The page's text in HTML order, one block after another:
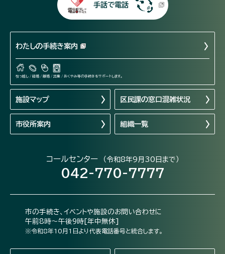
手話で電話
わたしの手続き案内
引っ越し / 結婚 / 離婚 / 出産 / おくやみ等の手続きをサポートします。
施設マップ 区民課の窓口混雑状況
市役所案内 組織一覧
コールセンター （令和8年9月30日まで）
042-770-7777
市の手続き、イベントや施設のお問い合わせに
午前8時～午後9時[年中無休]
※令和8年10月1日より代表電話番号と統合します。